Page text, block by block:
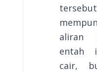
aliran
entah
cair,